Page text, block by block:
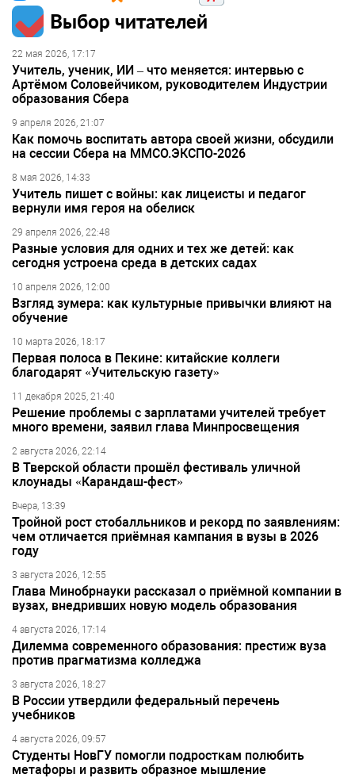
Выбор читателей
22 мая 2026, 17:17
Учитель, ученик, ИИ – что меняется: интервью с
Артёмом Соловейчиком, руководителем Индустрии
образования Сбера
9 апреля 2026, 21:07
Как помочь воспитать автора своей жизни, обсудили
на сессии Сбера на ММСО.ЭКСПО-2026
8 мая 2026, 14:33
Учитель пишет с войны: как лицеисты и педагог
вернули имя героя на обелиск
29 апреля 2026, 22:48
Разные условия для одних и тех же детей: как
сегодня устроена среда в детских садах
10 апреля 2026, 12:00
Взгляд зумера: как культурные привычки влияют на
обучение
10 марта 2026, 18:17
Первая полоса в Пекине: китайские коллеги
благодарят «Учительскую газету»
11 декабря 2025, 21:40
Решение проблемы с зарплатами учителей требует
много времени, заявил глава Минпросвещения
2 августа 2026, 22:14
В Тверской области прошёл фестиваль уличной
клоунады «Карандаш-фест»
Вчера, 13:39
Тройной рост стобалльников и рекорд по заявлениям:
чем отличается приёмная кампания в вузы в 2026
году
3 августа 2026, 12:55
Глава Минобрнауки рассказал о приёмной компании в
вузах, внедривших новую модель образования
4 августа 2026, 17:14
Дилемма современного образования: престиж вуза
против прагматизма колледжа
3 августа 2026, 18:27
В России утвердили федеральный перечень
учебников
4 августа 2026, 09:57
Студенты НовГУ помогли подросткам полюбить
метафоры и развить образное мышление